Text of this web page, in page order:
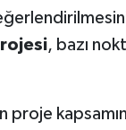
, bazı
proje